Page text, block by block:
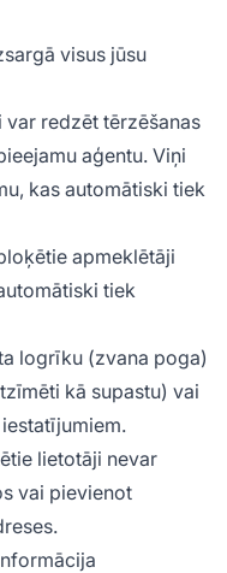
visus jūsu
redzēt tērzēšanas
aģentu. Viņi
kas automātiski tiek
apmeklētāji
tiek
logrīku (zvana poga)
kā supastu) vai
lietotāji nevar
vai pievienot